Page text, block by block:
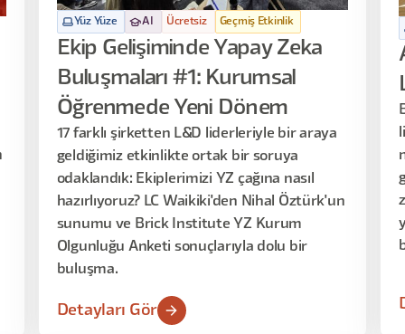
Yüz Yüze AI Ücretsiz Geçmiş Etkinlik
Ekip Gelişiminde Yapay Zeka
Buluşmaları #1: Kurumsal
Öğrenmede Yeni Dönem
17 farklı şirketten L&D liderleriyle bir araya
geldiğimiz etkinlikte ortak bir soruya
odaklandık: Ekiplerimizi YZ çağına nasıl
hazırlıyoruz? LC Waikiki'den Nihal Öztürk'un
sunumu ve Brick Institute YZ Kurum
Olgunluğu Anketi sonuçlarıyla dolu bir
buluşma.
Detayları Gör